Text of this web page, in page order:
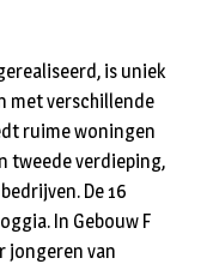
is uniek
met verschillende
ruime woningen
tweede verdieping,
De 16
In Gebouw F
jongeren van